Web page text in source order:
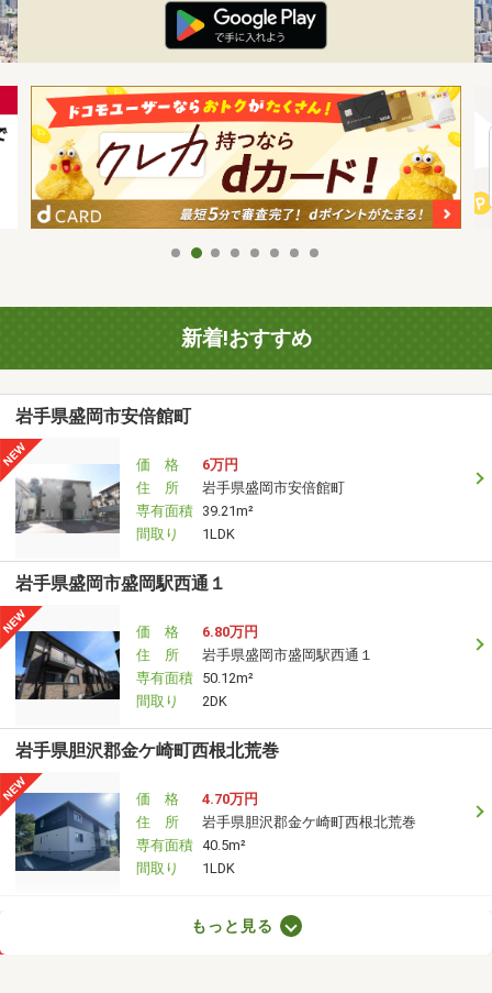
新着!おすすめ
岩手県盛岡市安倍館町
価 格
6万円
住 所
岩手県盛岡市安倍館町
専有面積 39.21m²
間取り
1LDK
岩手県盛岡市盛岡駅西通１
価 格
6.80万円
住 所
岩手県盛岡市盛岡駅西通１
専有面積 50.12m²
間取り
2DK
岩手県胆沢郡金ケ崎町西根北荒巻
価 格
4.70万円
住 所
岩手県胆沢郡金ケ崎町西根北荒巻
専有面積 40.5m²
間取り
1LDK
岩手県盛岡市東見前１地割もっと見る